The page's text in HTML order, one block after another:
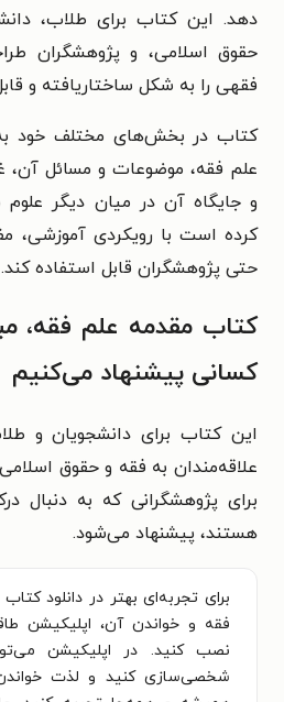
دهد. این کتاب برای طلاب،
حقوق اسلامی، و پژوهشگران
فقهی را به شکل ساختاریافته و
کتاب در بخش‌های مختلف خود
علم فقه، موضوعات و مسائل آن،
و جایگاه آن در میان دیگر
کرده است با رویکردی آموزشی،
حتی پژوهشگران قابل استفاده کند.
کتاب مقدمه علم فقه،
کسانی پیشنهاد می‌کنیم
این کتاب برای دانشجویان و
علاقه‌مندان به فقه و حقوق
برای پژوهشگرانی که به دنبال
هستند، پیشنهاد می‌شود.
برای تجربه‌ای بهتر در دانلود
فقه و خواندن آن، اپلیکیشن
نصب کنید. در اپلیکیشن
شخصی‌سازی کنید و لذت